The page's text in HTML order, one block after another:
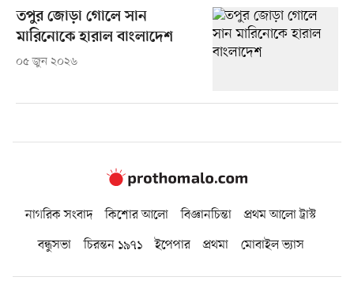
তপুর জোড়া গোলে সান
মারিনোকে হারাল বাংলাদেশ
০৫ জুন ২০২৬
নাগরিক সংবাদ কিশোর আলো বিজ্ঞানচিন্তা
প্রথম আলো ট্রাস্ট
বন্ধুসভা
চিরন্তন ১৯৭১ ইপেপার প্রথমা মোবাইল ভ্যাস